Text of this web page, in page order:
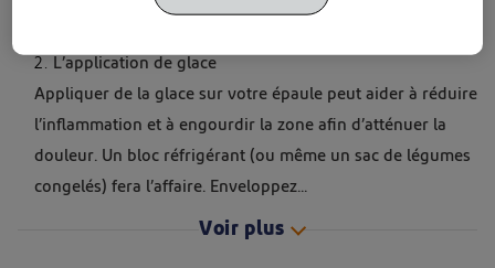
L’application de glace
Appliquer de la glace sur votre épaule peut aider à réduire
l’inflammation et à engourdir la zone afin d’atténuer la
douleur. Un bloc réfrigérant (ou même un sac de légumes
congelés) fera l’affaire. Enveloppez...
Voir plus